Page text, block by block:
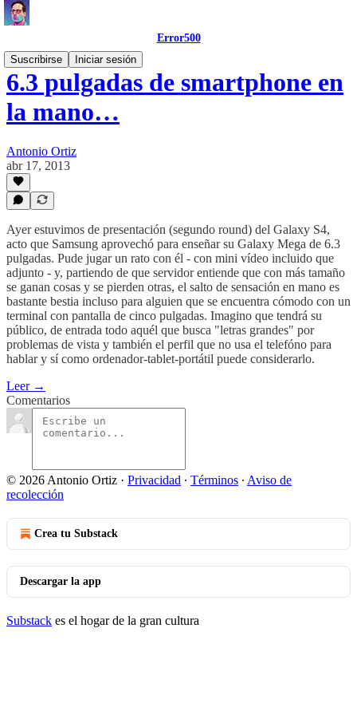
Error500
Suscribirse
Iniciar sesión
6.3 pulgadas de smartphone en
la mano…
Antonio Ortiz
abr 17, 2013
Ayer estuvimos de presentación (segundo round) del Galaxy S4,
acto que Samsung aprovechó para enseñar su Galaxy Mega de 6.3
pulgadas. Pude jugar un rato con él - con mini vídeo incluido que
adjunto - y, partiendo de que servidor entiende que con más tamaño
se ganan cosas y se pierden otras, el salto de sensación en mano es
bastante bestia incluso para alguien que se encuentra cómodo con un
terminal con pantalla de cinco pulgadas. Imagino que tendrá su
público, de entrada todo aquél que busca "letras grandes" por
problemas de vista y también el perfil que no usa el telefóno para
hablar y sí como ordenador-tablet-portátil puede considerarlo.
Leer →
Comentarios
© 2026 Antonio Ortiz · Privacidad ∙ Términos ∙ Aviso de
recolección
Crea tu Substack
Descargar la app
Substack es el hogar de la gran cultura